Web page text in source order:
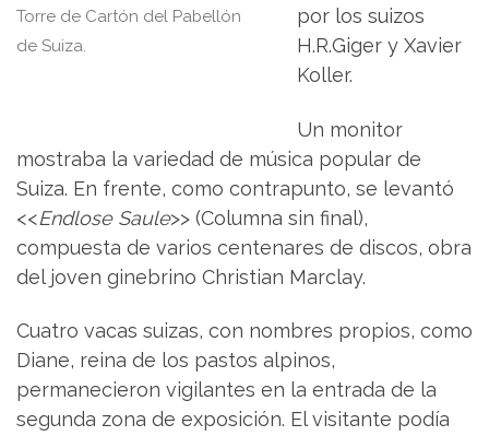
Torre de Cartón del Pabellón
de Suiza.
por los suizos
H.R.Giger y Xavier
Koller.
Un monitor
mostraba la variedad de música popular de
Suiza. En frente, como contrapunto, se levantó
<<Endlose Saule>> (Columna sin final),
compuesta de varios centenares de discos, obra
del joven ginebrino Christian Marclay.
Cuatro vacas suizas, con nombres propios, como
Diane, reina de los pastos alpinos,
permanecieron vigilantes en la entrada de la
segunda zona de exposición. El visitante podía